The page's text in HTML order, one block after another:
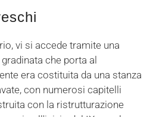
vi si accede tramite una
che porta al
era costituita da una stanza
con numerosi capitelli
con la ristrutturazione